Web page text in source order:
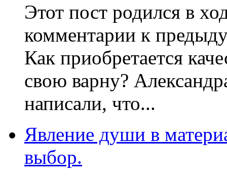
Этот пост родился в
комментарии к
Как приобретается
свою варну?
написали, что...
Явление души в
выбор.